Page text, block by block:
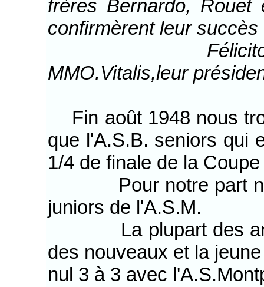
frères Bernardo,
confirmèrent leur succès
Félicitons
MMO.Vitalis,leur
Fin août 1948 nous
que l'A.S.B. seniors qui
1/4 de finale de la
Pour notre part
juniors de l'A.S.M.
La plupart des
des nouveaux et la
nul 3 à 3 avec